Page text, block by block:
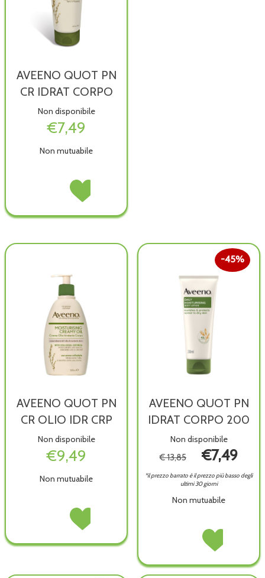
AVEENO QUOT PN
CR IDRAT CORPO
Non disponibile
€7,49
Non mutuabile
AVEENO
CR
CORPO non
Acquista AVEENO
QUOT
CR
CORPO alla
AVEENO QUOT PN
CR OLIO IDR CRP
Non disponibile
€9,49
Non mutuabile
AVEENO
CR
IDR
Acquista AVEENO
QUOT
CR
IDR
AVEENO QUOT PN
IDRAT CORPO 200
Non disponibile
45%
€ 13,85 €7,49
*il prezzo barrato è il prezzo più basso degli
ultimi 30 giorni
Non mutuabile
AVEENO
IDRAT
Acquista AVEENO
QUOT
IDRAT